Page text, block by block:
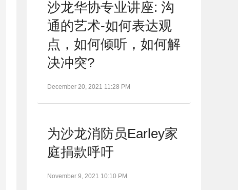
沙龙华协专业讲座: 沟
通的艺术-如何表达观
点，如何倾听，如何解
决冲突?
December 20, 2021 11:28 PM
为沙龙消防员Earley家
庭捐款呼吁
November 9, 2021 10:10 PM